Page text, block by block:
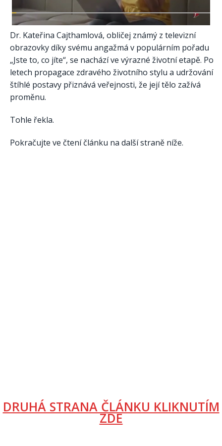
Dr. Kateřina Cajthamlová, obličej známý z televizní
obrazovky díky svému angažmá v populárním pořadu
„Jste to, co jíte“, se nachází ve výrazné životní etapě. Po
letech propagace zdravého životního stylu a udržování
štíhlé postavy přiznává veřejnosti, že její tělo zažívá
proměnu.
Tohle řekla.
Pokračujte ve čtení článku na další straně níže.
DRUHÁ STRANA ČLÁNKU KLIKNUTÍM
ZDE